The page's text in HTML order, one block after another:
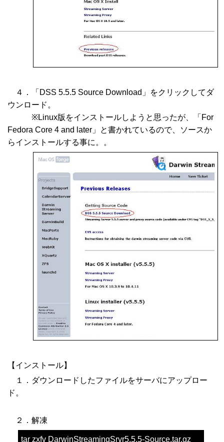
４．「DSS 5.5.5 Source Download」をクリックしてダ
ウンロード。
※Linux版をインストールしようと思ったが、「For
Fedora Core 4 and later」と書かれているので、ソースか
らインストールする事に。。
【インストール】
１．ダウンロードしたファイルをサーバにアップロー
ド。
２．解凍
tar zxfv DarwinStreamingSrvr5.5.5-Source.tar.gz